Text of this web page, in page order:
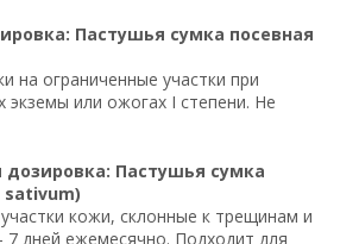
Пастушья сумка посевная
на ограниченные участки при
экземы или ожогах I степени. Не
Пастушья сумка
sativum)
кожи, склонные к трещинам и
дней ежемесячно. Подходит для